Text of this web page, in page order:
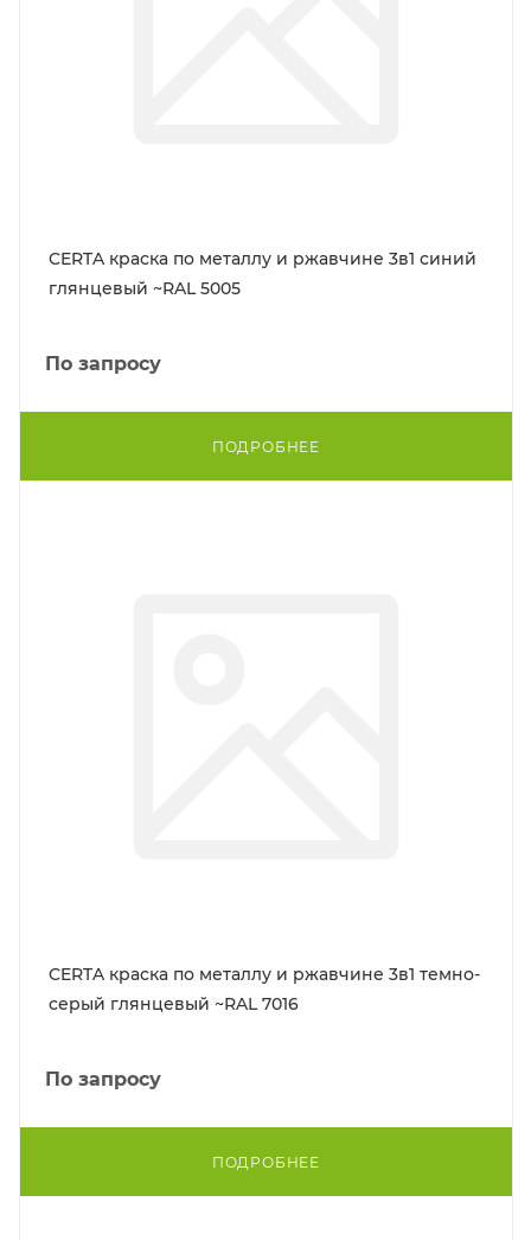
CERTA краска по металлу и ржавчине 3в1 синий
глянцевый ~RAL 5005
По запросу
ПОДРОБНЕЕ
CERTA краска по металлу и ржавчине 3в1 темно-
серый глянцевый ~RAL 7016
По запросу
ПОДРОБНЕЕ